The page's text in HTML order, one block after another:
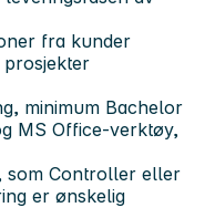
fra kunder
minimum Bachelor
MS Office-verktøy,
som Controller eller
er ønskelig